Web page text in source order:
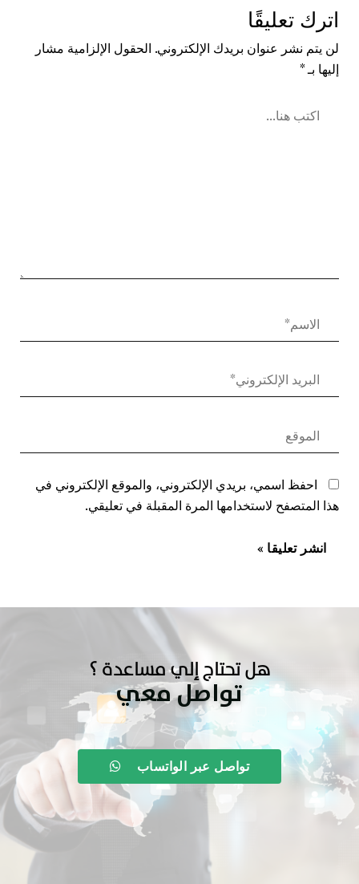
اترك تعليقًا
لن يتم نشر عنوان بريدك الإلكتروني. الحقول الإلزامية مشار
إليها بـ*
احفظ اسمي، بريدي الإلكتروني، والموقع الإلكتروني في
هذا المتصفح لاستخدامها المرة المقبلة في تعليقي.
هل تحتاج إلي مساعدة ؟
تواصل معي
تواصل عبر الواتساب